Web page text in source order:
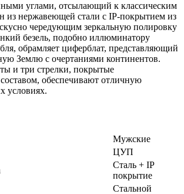
углами, отсылающий к классическим
из нержавеющей стали с IP-покрытием из
чередующим зеркальную полировку
безель, подобно иллюминатору
обрамляет циферблат, представляющий
Землю с очертаниями континентов.
и три стрелки, покрытые
обеспечивают отличную
условиях.
Мужские
ЦУП
Сталь + IP
покрытие
Стальной